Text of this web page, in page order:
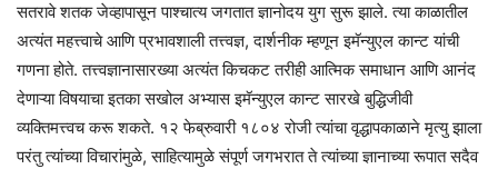
सतरावे शतक जेव्हापासून पाश्चात्य जगतात ज्ञानोदय युग सुरू झाले. त्या काळातील
अत्यंत महत्त्वाचे आणि प्रभावशाली तत्त्वज्ञ, दार्शनीक म्हणून इमॅन्युएल कान्ट यांची
गणना होते. तत्त्वज्ञानासारख्या अत्यंत किचकट तरीही आत्मिक समाधान आणि आनंद
देणाऱ्या विषयाचा इतका सखोल अभ्यास इमॅन्युएल कान्ट सारखे बुद्धिजीवी
व्यक्तिमत्त्वच करू शकते. १२ फेब्रुवारी १८०४ रोजी त्यांचा वृद्धापकाळाने मृत्यु झाला
परंतु त्यांच्या विचारांमुळे, साहित्यामुळे संपूर्ण जगभरात ते त्यांच्या ज्ञानाच्या रूपात सदैव